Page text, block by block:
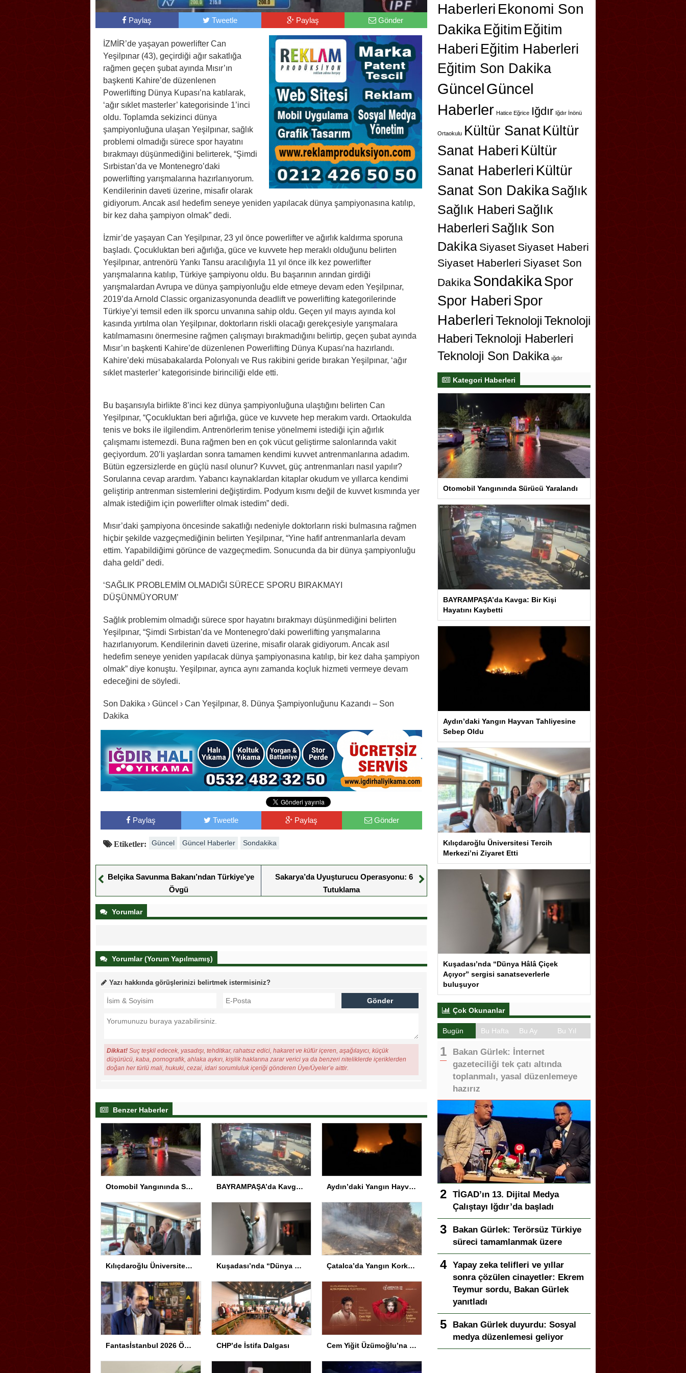
Paylaş Tweetle Paylaş Gönder
İZMİR’de yaşayan powerlifter Can
Yeşilpınar (43), geçirdiği ağır sakatlığa
rağmen geçen şubat ayında Mısır’ın
başkenti Kahire’de düzenlenen
Powerlifting Dünya Kupası’na katılarak,
‘ağır sıklet masterler’ kategorisinde 1’inci
oldu. Toplamda sekizinci dünya
şampiyonluğuna ulaşan Yeşilpınar, sağlık
problemi olmadığı sürece spor hayatını
bırakmayı düşünmediğini belirterek, “Şimdi
Sırbistan’da ve Montenegro’daki
powerlifting yarışmalarına hazırlanıyorum.
Kendilerinin daveti üzerine, misafir olarak
gidiyorum. Ancak asıl hedefim seneye yeniden yapılacak dünya şampiyonasına katılıp,
bir kez daha şampiyon olmak” dedi.
İzmir’de yaşayan Can Yeşilpınar, 23 yıl önce powerlifter ve ağırlık kaldırma sporuna
başladı. Çocukluktan beri ağırlığa, güce ve kuvvete hep meraklı olduğunu belirten
Yeşilpınar, antrenörü Yankı Tansu aracılığıyla 11 yıl önce ilk kez powerlifter
yarışmalarına katılıp, Türkiye şampiyonu oldu. Bu başarının arından girdiği
yarışmalardan Avrupa ve dünya şampiyonluğu elde etmeye devam eden Yeşilpınar,
2019’da Arnold Classic organizasyonunda deadlift ve powerlifting kategorilerinde
Türkiye’yi temsil eden ilk sporcu unvanına sahip oldu. Geçen yıl mayıs ayında kol
kasında yırtılma olan Yeşilpınar, doktorların riskli olacağı gerekçesiyle yarışmalara
katılmamasını önermesine rağmen çalışmayı bırakmadığını belirtip, geçen şubat ayında
Mısır’ın başkenti Kahire’de düzenlenen Powerlifting Dünya Kupası’na hazırlandı.
Kahire’deki müsabakalarda Polonyalı ve Rus rakibini geride bırakan Yeşilpınar, ‘ağır
sıklet masterler’ kategorisinde birinciliği elde etti.
Bu başarısıyla birlikte 8’inci kez dünya şampiyonluğuna ulaştığını belirten Can
Yeşilpınar, “Çocukluktan beri ağırlığa, güce ve kuvvete hep merakım vardı. Ortaokulda
tenis ve boks ile ilgilendim. Antrenörlerim tenise yönelmemi istediği için ağırlık
çalışmamı istemezdi. Buna rağmen ben en çok vücut geliştirme salonlarında vakit
geçiyordum. 20’li yaşlardan sonra tamamen kendimi kuvvet antrenmanlarına adadım.
Bütün egzersizlerde en güçlü nasıl olunur? Kuvvet, güç antrenmanları nasıl yapılır?
Sorularına cevap arardım. Yabancı kaynaklardan kitaplar okudum ve yıllarca kendimi
geliştirip antrenman sistemlerini değiştirdim. Podyum kısmı değil de kuvvet kısmında yer
almak istediğim için powerlifter olmak istedim” dedi.
Mısır’daki şampiyona öncesinde sakatlığı nedeniyle doktorların riski bulmasına rağmen
hiçbir şekilde vazgeçmediğinin belirten Yeşilpınar, “Yine hafif antrenmanlarla devam
ettim. Yapabildiğimi görünce de vazgeçmedim. Sonucunda da bir dünya şampiyonluğu
daha geldi” dedi.
‘SAĞLIK PROBLEMİM OLMADIĞI SÜRECE SPORU BIRAKMAYI
DÜŞÜNMÜYORUM’
Sağlık problemim olmadığı sürece spor hayatını bırakmayı düşünmediğini belirten
Yeşilpınar, “Şimdi Sırbistan’da ve Montenegro’daki powerlifting yarışmalarına
hazırlanıyorum. Kendilerinin daveti üzerine, misafir olarak gidiyorum. Ancak asıl
hedefim seneye yeniden yapılacak dünya şampiyonasına katılıp, bir kez daha şampiyon
olmak” diye konuştu. Yeşilpınar, ayrıca aynı zamanda koçluk hizmeti vermeye devam
edeceğini de söyledi.
Son Dakika › Güncel › Can Yeşilpınar, 8. Dünya Şampiyonluğunu Kazandı – Son
Dakika
Paylaş Tweetle Paylaş Gönder
Etiketler: Güncel Güncel Haberler Sondakika
Belçika Savunma Bakanı’ndan Türkiye’ye
Övgü
Sakarya’da Uyuşturucu Operasyonu: 6
Tutuklama
Yorumlar
Yorumlar (Yorum Yapılmamış)
Yazı hakkında görüşlerinizi belirtmek istermisiniz?
Dikkat! Suç teşkil edecek, yasadışı, tehditkar, rahatsız edici, hakaret ve küfür içeren, aşağılayıcı, küçük
düşürücü, kaba, pornografik, ahlaka aykırı, kişilik haklarına zarar verici ya da benzeri niteliklerde içeriklerden
doğan her türlü mali, hukuki, cezai, idari sorumluluk içeriği gönderen Üye/Üyeler’e aittir.
Benzer Haberler
Otomobil Yangınında Sürücü Yaralandı BAYRAMPAŞA’da Kavga: Bir Kişi Hayatını Kaybetti Aydın’daki Yangın Hayvan Tahliyesine Sebep Oldu
Kılıçdaroğlu Üniversitesi Tercih Merkezi’ni Ziyaret Etti Kuşadası’nda “Dünya Hâlâ Çiçek Açıyor” sergisi sanatseverlerle buluşuyor Çatalca’da Yangın Korkuttu
Fantasİstanbul 2026 Ödül Töreni Yapıldı CHP’de İstifa Dalgası Cem Yiğit Üzümoğlu’na Genç Başarı Ödülü
Haberleri Ekonomi Son
Dakika Eğitim Eğitim
Haberi Eğitim Haberleri
Eğitim Son Dakika
GüncelGüncel
Haberler Hatice Eğrice Iğdır Iğdır İnönü
Ortaokulu Kültür SanatKültür
Sanat Haberi Kültür
Sanat Haberleri Kültür
Sanat Son DakikaSağlık
Sağlık Haberi Sağlık
Haberleri Sağlık Son
Dakika Siyaset Siyaset Haberi
Siyaset Haberleri Siyaset Son
Dakika SondakikaSpor
Spor Haberi Spor
HaberleriTeknolojiTeknoloji
HaberiTeknoloji Haberleri
Teknoloji Son Dakika ığdır
Kategori Haberleri
Otomobil Yangınında Sürücü Yaralandı
BAYRAMPAŞA’da Kavga: Bir Kişi
Hayatını Kaybetti
Aydın’daki Yangın Hayvan Tahliyesine
Sebep Oldu
Kılıçdaroğlu Üniversitesi Tercih
Merkezi’ni Ziyaret Etti
Kuşadası’nda “Dünya Hâlâ Çiçek
Açıyor” sergisi sanatseverlerle
buluşuyor
Çok Okunanlar
Bugün Bu Hafta Bu Ay Bu Yıl
Bakan Gürlek: İnternet
gazeteciliği tek çatı altında
toplanmalı, yasal düzenlemeye
hazırız
TİGAD’ın 13. Dijital Medya
Çalıştayı Iğdır’da başladı
Bakan Gürlek: Terörsüz Türkiye
süreci tamamlanmak üzere
Yapay zeka telifleri ve yıllar
sonra çözülen cinayetler: Ekrem
Teymur sordu, Bakan Gürlek
yanıtladı
Bakan Gürlek duyurdu: Sosyal
medya düzenlemesi geliyor